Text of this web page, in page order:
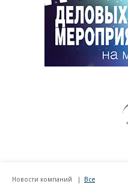
Новости компаний Все